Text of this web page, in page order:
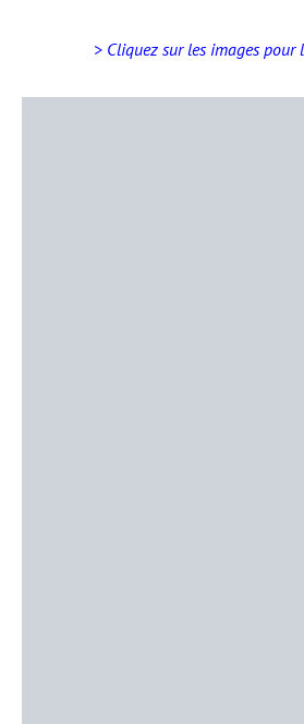
> Cliquez sur les images pour